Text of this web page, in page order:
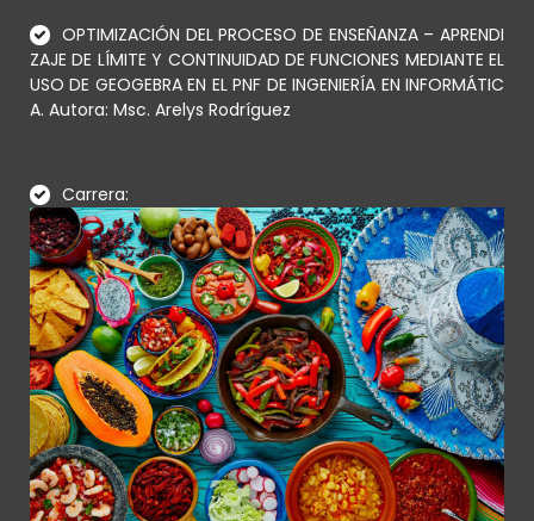
OPTIMIZACIÓN DEL PROCESO DE ENSEÑANZA – APRENDI
ZAJE DE LÍMITE Y CONTINUIDAD DE FUNCIONES MEDIANTE EL
USO DE GEOGEBRA EN EL PNF DE INGENIERÍA EN INFORMÁTIC
A. Autora: Msc. Arelys Rodríguez
Carrera: